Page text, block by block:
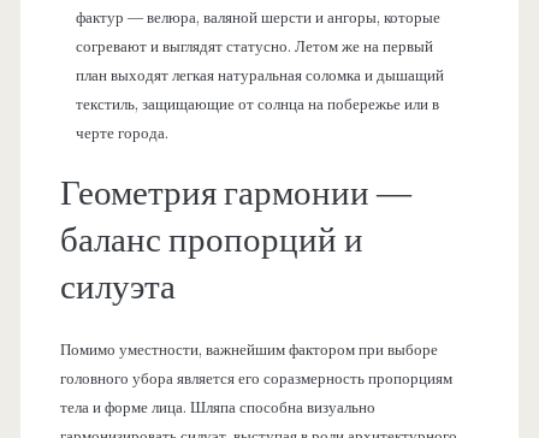
фактур — велюра, валяной шерсти и ангоры, которые
согревают и выглядят статусно. Летом же на первый
план выходят легкая натуральная соломка и дышащий
текстиль, защищающие от солнца на побережье или в
черте города.
Геометрия гармонии —
баланс пропорций и
силуэта
Помимо уместности, важнейшим фактором при выборе
головного убора является его соразмерность пропорциям
тела и форме лица. Шляпа способна визуально